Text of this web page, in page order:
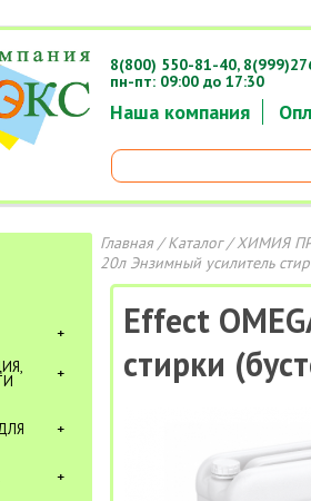
Наша компания
8(800) 550-81-40,
пн-пт: 09:00 до 17:30
Главная/Каталог/ХИМИЯ
20л Энзимный усилитель
Effect
стирки